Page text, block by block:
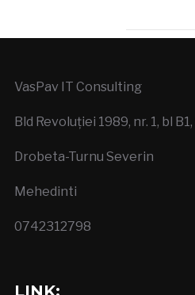
VasPav IT Consulting
Bld Revoluției 1989, nr. 1, bl
Drobeta-Turnu Severin
Mehedinti
0742312798
LINK: